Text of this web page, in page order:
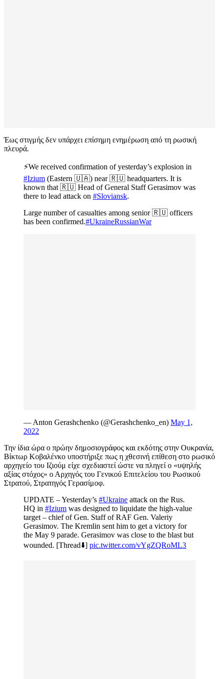
Έως στιγμής δεν υπάρχει επίσημη ενημέρωση από τη ρωσική
πλευρά.
⚡️We received confirmation of yesterday’s explosion in
#Izium (Eastern 🇺🇦) near 🇷🇺 headquarters. It is
known that 🇷🇺 Head of General Staff Gerasimov was
there to lead attack on #Sloviansk.
Large number of casualties among senior 🇷🇺 officers
has been confirmed.#UkraineRussianWar
— Anton Gerashchenko (@Gerashchenko_en) May 1,
2022
Την ίδια ώρα ο πρώην δημοσιογράφος και εκδότης στην Ουκρανία,
Βίκτωρ Κοβαλένκο υποστήριξε πως η χθεσινή επίθεση στο ρωσικό
αρχηγείο του Ιζιούμ είχε σχεδιαστεί ώστε να πληγεί ο «υψηλής
αξίας στόχος» ο Αρχηγός του Γενικού Επιτελείου του Ρωσικού
Στρατού, Στρατηγός Γερασίμοφ.
UPDATE – Yesterday’s #Ukraine attack on the Rus.
HQ in #Izium was designed to liquidate the high-value
target – chief of Gen. Staff of RAF Gen. Valeriy
Gerasimov. The Kremlin sent him to get a victory for
the May 9 parade. Gerasimov was close to the blast but
wounded. [Thread⬇️] pic.twitter.com/vYgZQRoML3